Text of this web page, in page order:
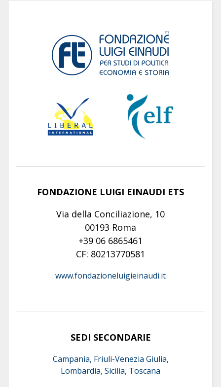
FONDAZIONE LUIGI EINAUDI ETS
Via della Conciliazione, 10
00193 Roma
+39 06 6865461
CF: 80213770581
www.fondazioneluigieinaudi.it
SEDI SECONDARIE
Campania, Friuli-Venezia Giulia,
Lombardia, Sicilia, Toscana